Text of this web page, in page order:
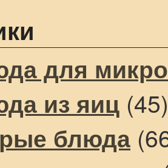
для
из яиц (45)
блюда